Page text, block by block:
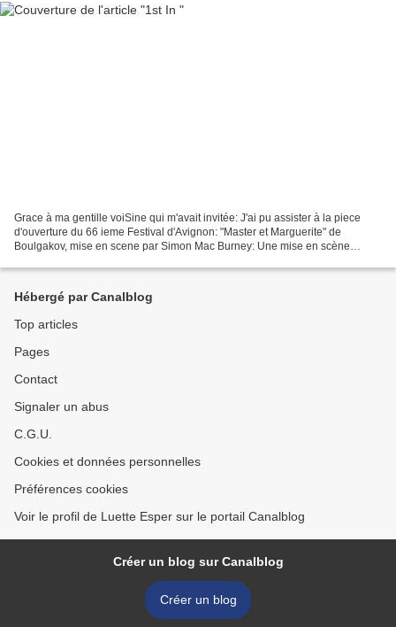
Grace à ma gentille voiSine qui m'avait invitée: J'ai pu assister à la piece
d'ouverture du 66 ieme Festival d'Avignon: "Master et Marguerite" de
Boulgakov, mise en scene par Simon Mac Burney: Une mise en scène
Hébergé par Canalblog
Top articles
Pages
Contact
Signaler un abus
C.G.U.
Cookies et données personnelles
Préférences cookies
Voir le profil de Luette Esper sur le portail Canalblog
Créer un blog sur Canalblog
Créer un blog